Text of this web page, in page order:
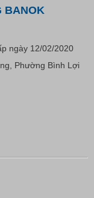
Bắn, Đạn Vòng
BANOK
ngày 12/02/2020
Phường Bình Lợi